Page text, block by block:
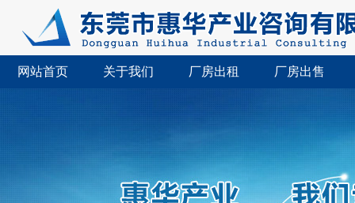
网站首页 关于我们 厂房出租 厂房出售